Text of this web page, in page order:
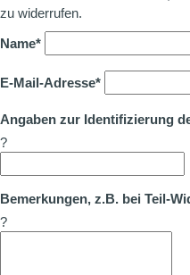
zu widerrufen.
Name*
E-Mail-Adresse*
Angaben zur Identifizierung
?
Bemerkungen, z.B. bei Teil-
?